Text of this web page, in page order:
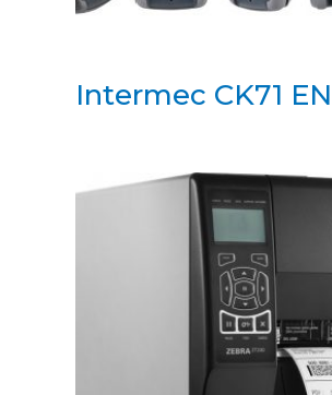
Intermec CK71 EN